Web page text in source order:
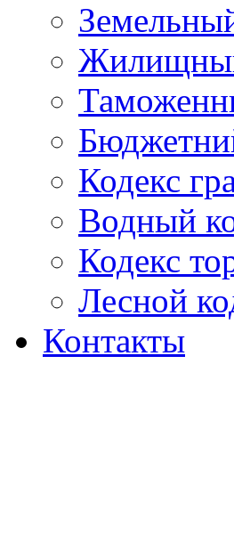
Кодекс
Водный
Кодекс
Лесной
Контакты